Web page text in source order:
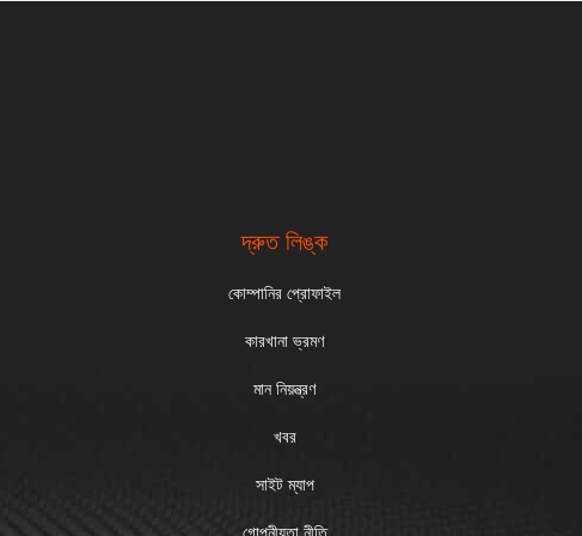
দ্রুত লিঙ্ক
কোম্পানির প্রোফাইল
কারখানা ভ্রমণ
মান নিয়ন্ত্রণ
খবর
সাইট ম্যাপ